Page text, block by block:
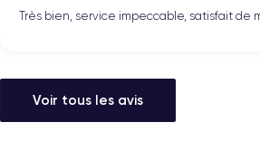
Très bien, service impeccable, satisfait de
Voir tous les avis